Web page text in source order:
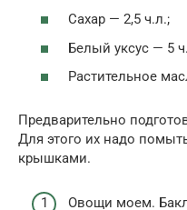
Сахар — 2,5 ч.л.;
Белый уксус — 5
Растительное
Предварительно
Для этого их надо
крышками.
Овощи моем.